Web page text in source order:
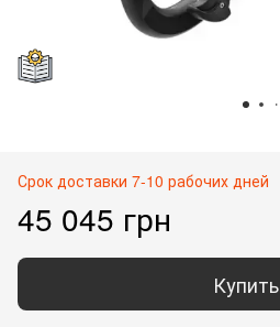
Срок доставки 7-10 рабочих дней
45 045 грн
Купить